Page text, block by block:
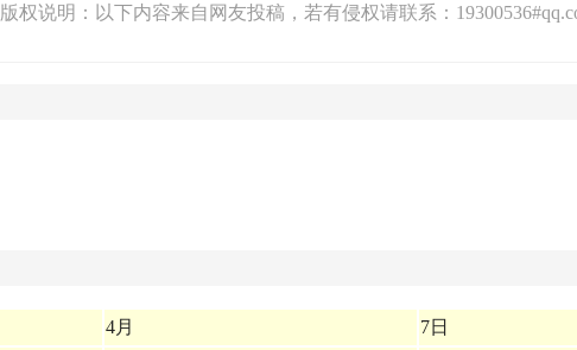
权说明：以下内容来自网友投稿，若有侵权请联系：
4月
7日